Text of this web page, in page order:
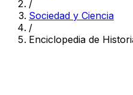
/
Sociedad y Ciencia
/
Enciclopedia de